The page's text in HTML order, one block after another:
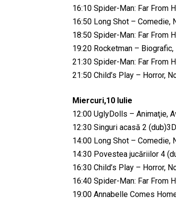
16:10 Spider-Man: Far From
16:50 Long Shot – Comedie,
18:50 Spider-Man: Far From
19:20 Rocketman –
21:30 Spider-Man: Far From
21:50 Child’s Play – Horror,
Miercuri,10 Iulie
12:00 UglyDolls – Animaţie,
12:30 Singuri acasă 2
14:00 Long Shot – Comedie,
14:30 Povestea jucăriilor 4
16:30 Child’s Play – Horror,
16:40 Spider-Man: Far From
19:00 Annabelle Comes